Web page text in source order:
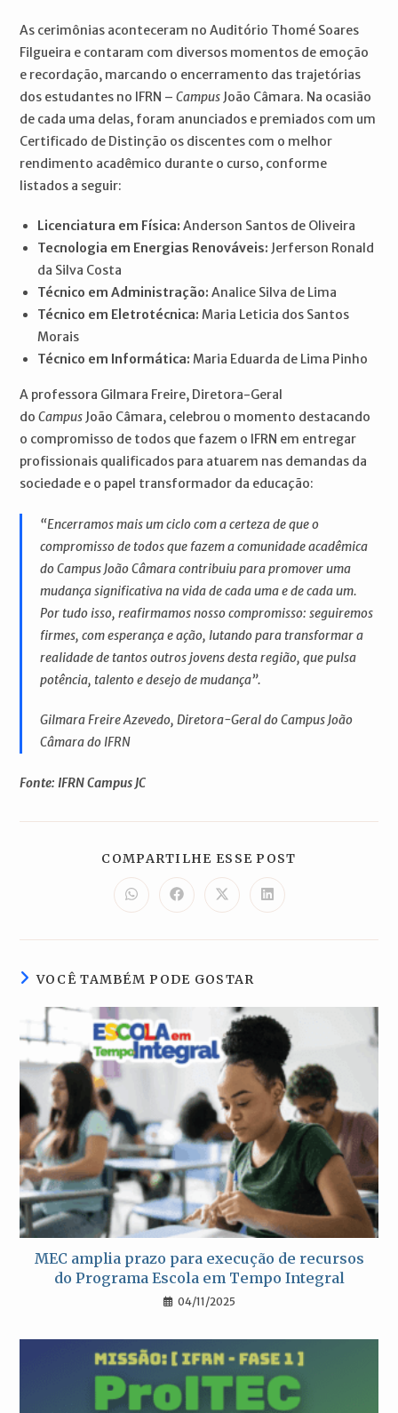
As cerimônias aconteceram no Auditório Thomé Soares
Filgueira e contaram com diversos momentos de emoção
e recordação, marcando o encerramento das trajetórias
dos estudantes no IFRN –Campus João Câmara. Na ocasião
de cada uma delas, foram anunciados e premiados com um
Certificado de Distinção os discentes com o melhor
rendimento acadêmico durante o curso, conforme
listados a seguir:
Licenciatura em Física: Anderson Santos de Oliveira
Tecnologia em Energias Renováveis: Jerferson Ronald
da Silva Costa
Técnico em Administração: Analice Silva de Lima
Técnico em Eletrotécnica: Maria Leticia dos Santos
Morais
Técnico em Informática: Maria Eduarda de Lima Pinho
A professora Gilmara Freire, Diretora-Geral
doCampus João Câmara, celebrou o momento destacando
o compromisso de todos que fazem o IFRN em entregar
profissionais qualificados para atuarem nas demandas da
sociedade e o papel transformador da educação:
“Encerramos mais um ciclo com a certeza de que o
compromisso de todos que fazem a comunidade acadêmica
do Campus João Câmara contribuiu para promover uma
mudança significativa na vida de cada uma e de cada um.
Por tudo isso, reafirmamos nosso compromisso: seguiremos
firmes, com esperança e ação, lutando para transformar a
realidade de tantos outros jovens desta região, que pulsa
potência, talento e desejo de mudança”.
Gilmara Freire Azevedo, Diretora-Geral do Campus João
Câmara do IFRN
Fonte: IFRN Campus JC
COMPARTILHE ESSE POST
Abre
em
nova
Abre
em
nova
Abre
em
nova
Abre
em
nova
VOCÊ TAMBÉM PODE GOSTAR
MEC amplia prazo para execução de recursos
do Programa Escola em Tempo Integral
04/11/2025